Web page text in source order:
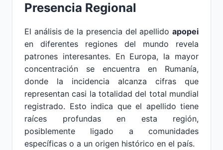
Presencia Regional
El análisis de la presencia del apellido apopei
en diferentes regiones del mundo revela
patrones interesantes. En Europa, la mayor
concentración se encuentra en Rumanía,
donde la incidencia alcanza cifras que
representan casi la totalidad del total mundial
registrado. Esto indica que el apellido tiene
raíces profundas en esta región,
posiblemente ligado a comunidades
específicas o a un origen histórico en el país.